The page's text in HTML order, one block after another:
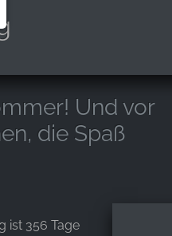
Und vor
die Spaß
ist 356 Tage